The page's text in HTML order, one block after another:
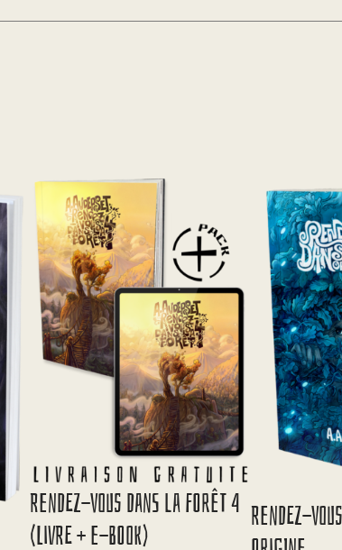
Rendez-Vous Dans La Forêt 4
(Livre + E-Book)
Rendez-